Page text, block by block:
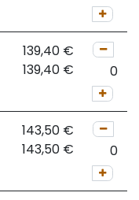
139,40 €
139,40 €
143,50 €
143,50 €